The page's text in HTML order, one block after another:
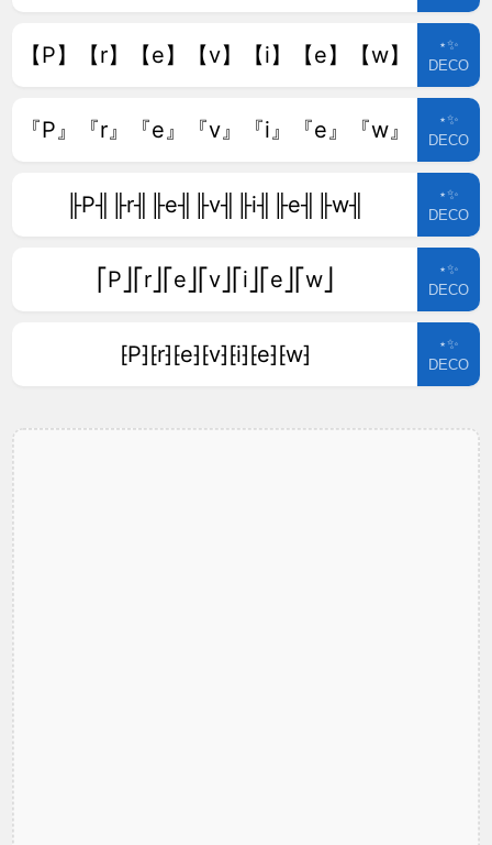
【P】【r】【e】【v】【i】【e】【w】
⋆✨
DECO
『P』『r』『e』『v』『i』『e』『w』
⋆✨
DECO
╟P╢╟r╢╟e╢╟v╢╟i╢╟e╢╟w╢
⋆✨
DECO
⎡P⎦⎡r⎦⎡e⎦⎡v⎦⎡i⎦⎡e⎦⎡w⎦
⋆✨
DECO
⁅P⁆⁅r⁆⁅e⁆⁅v⁆⁅i⁆⁅e⁆⁅w⁆
⋆✨
DECO